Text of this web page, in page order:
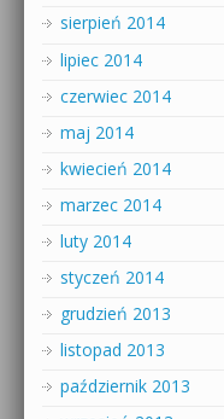
sierpień 2014
lipiec 2014
czerwiec 2014
maj 2014
kwiecień 2014
marzec 2014
luty 2014
styczeń 2014
grudzień 2013
listopad 2013
październik 2013